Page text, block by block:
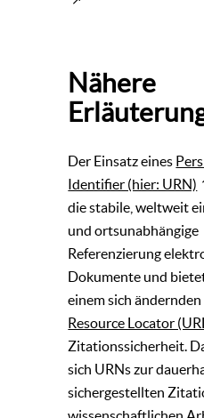
Nähere
Der Einsatz eines
Identifier (hier: URN)
die stabile, weltweit
und ortsunabhängige
Referenzierung
Dokumente und
einem sich ändernden
Resource Locator
Zitationssicherheit.
sich URNs zur
sichergestellten